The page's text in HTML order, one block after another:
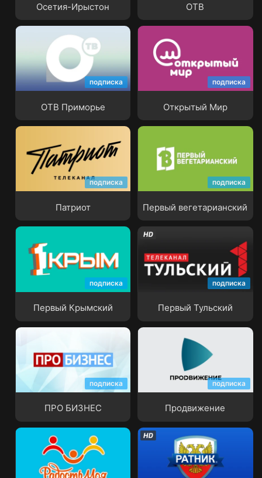
Осетия-Ирыстон ОТВ
подписка
ОТВ Приморье
ОТВ Приморье
подписка
Открытый Мир
подписка
Патриот
подписка
Первый вегетарианский
Первый вегетарианский
подписка
Первый Крымский
Первый Крымский
подписка
Первый Тульский
подписка
ПРО БИЗНЕС
ПРО БИЗНЕС
подписка
Продвижение